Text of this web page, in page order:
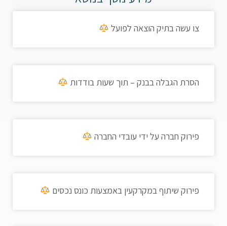
צו עשה בתיק הוצאה לפועל
הסרת הגבלה בבנק – תוך שעות בודדות
פירוק חברה על ידי עובדי החברה
פירוק שיתוף במקרקעין באמצעות כונס נכסים